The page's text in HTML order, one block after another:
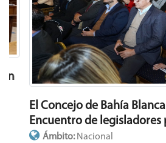
El Concejo de Bahía Blanca
Encuentro de legisladores
Ámbito:Nacional